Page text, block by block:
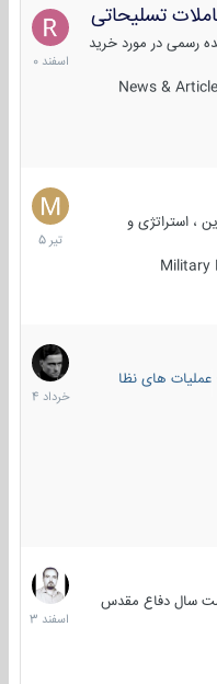
تسلیحاتی
رسمی در مورد خرید
News &
7
اسفند
1400
استراتژی و
27
تیر
1405
های نظامی خارجی
5
خرداد
1404
سال دفاع مقدس
20
اسفند
1403